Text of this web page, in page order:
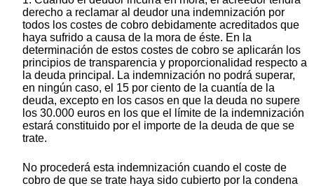
derecho a reclamar al deudor una indemnización por
todos los costes de cobro debidamente acreditados que
haya sufrido a causa de la mora de éste. En la
determinación de estos costes de cobro se aplicarán los
principios de transparencia y proporcionalidad respecto a
la deuda principal. La indemnización no podrá superar,
en ningún caso, el 15 por ciento de la cuantía de la
deuda, excepto en los casos en que la deuda no supere
los 30.000 euros en los que el límite de la indemnización
estará constituido por el importe de la deuda de que se
trate.
No procederá esta indemnización cuando el coste de
cobro de que se trate haya sido cubierto por la condena